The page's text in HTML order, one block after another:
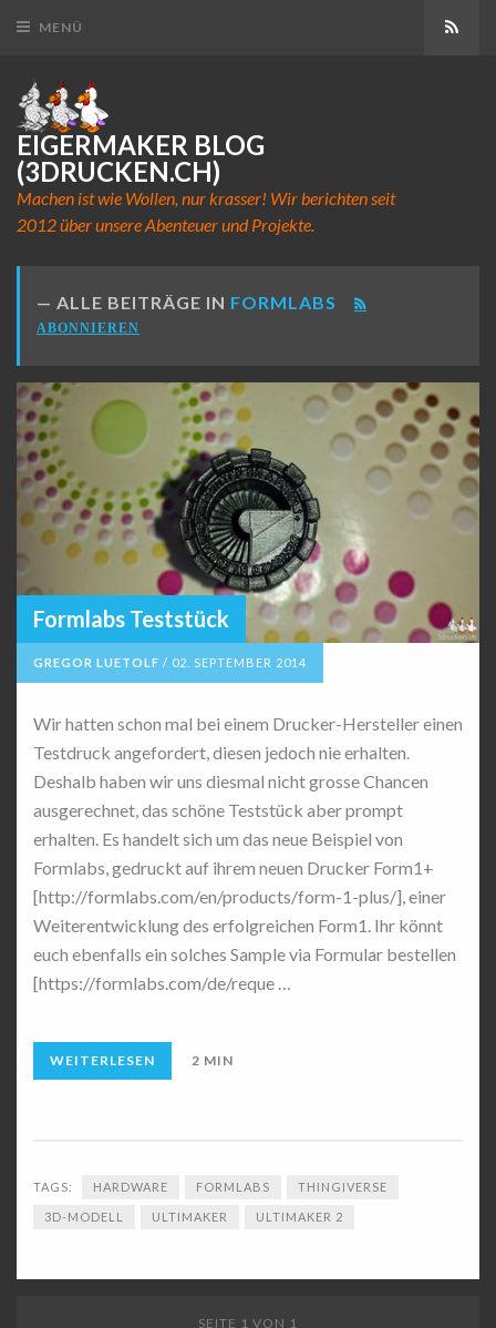
MENÜ
EIGERMAKER BLOG
(3DRUCKEN.CH)
Machen ist wie Wollen, nur krasser! Wir berichten seit
2012 über unsere Abenteuer und Projekte.
ALLE BEITRÄGE IN FORMLABS
ABONNIEREN
Formlabs Teststück
GREGOR LUETOLF / 02. SEPTEMBER 2014
Wir hatten schon mal bei einem Drucker-Hersteller einen
Testdruck angefordert, diesen jedoch nie erhalten.
Deshalb haben wir uns diesmal nicht grosse Chancen
ausgerechnet, das schöne Teststück aber prompt
erhalten. Es handelt sich um das neue Beispiel von
Formlabs, gedruckt auf ihrem neuen Drucker Form1+
[http://formlabs.com/en/products/form-1-plus/], einer
Weiterentwicklung des erfolgreichen Form1. Ihr könnt
euch ebenfalls ein solches Sample via Formular bestellen
[https://formlabs.com/de/reque …
WEITERLESEN 2 MIN
TAGS: HARDWARE FORMLABS THINGIVERSE
3D-MODELL ULTIMAKER ULTIMAKER 2
SEITE 1 VON 1